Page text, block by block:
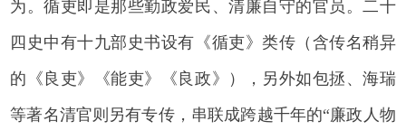
为。循吏即是那些勤政爱民、清廉自守的官员。二十
四史中有十九部史书设有《循吏》类传（含传名稍异
的《良吏》《能吏》《良政》），另外如包拯、海瑞
等著名清官则另有专传，串联成跨越千年的“廉政人物